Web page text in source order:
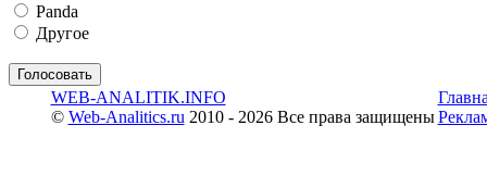
Panda
Другое
WEB-ANALITIK.INFO
© Web-Analitics.ru 2010 - 2026 Все права защищены